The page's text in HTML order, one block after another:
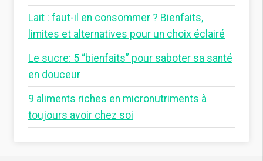
Lait : faut-il en consommer ? Bienfaits,
limites et alternatives pour un choix éclairé
Le sucre: 5 “bienfaits” pour saboter sa santé
en douceur
9 aliments riches en micronutriments à
toujours avoir chez soi